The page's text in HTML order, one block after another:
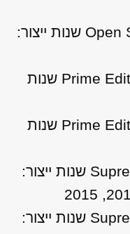
יונדאי ix35 2.0 בנזין Open Sky 2X4 שנות ייצור:
יונדאי ix35 2.0 בנזין Prime Edition 2X4 שנות
יונדאי ix35 2.0 בנזין Prime Edition 4X4 שנות
יונדאי ix35 2.0 בנזין Supreme 2X4 שנות ייצור:
יונדאי ix35 2.0 בנזין Supreme 4X4 שנות ייצור: